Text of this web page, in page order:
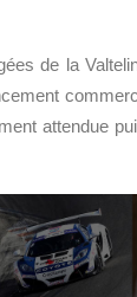
de la
attendue